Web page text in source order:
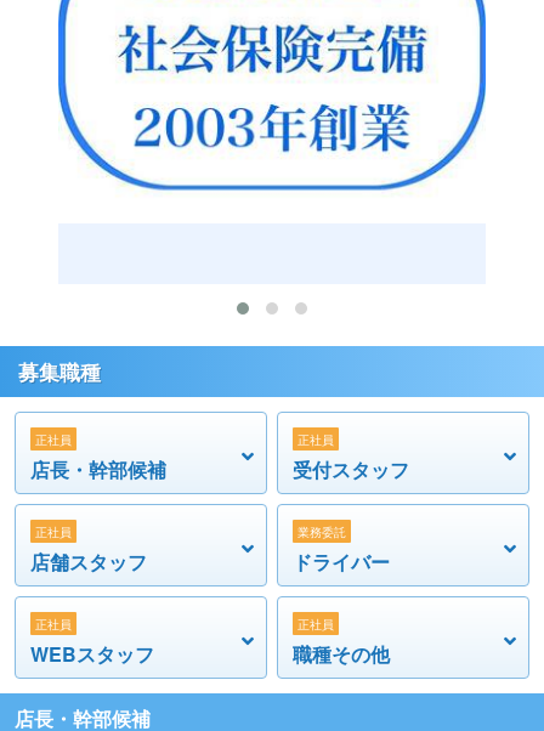
いまこのメッセージを呼んでくださっている「あなた」
が、私たちと一緒に頑張ってくれる新しい仲間になってく
れたらこんなに嬉しいことはありません。
お会いできるのを楽しみにしています。
※通常の内勤スタッフ、店長候補以外にも下記の職種で人
○外国のお客様からの電話やWhatsApp対応ができる方を募
集
◯TOEIC、英検等の資格は不要です
○英語手当：3～15万円/月
○勤務地：池袋店、新宿店、五反田店、吉祥寺店、新橋
店、錦糸町店、西川口店、横浜店、曙町店
【ドライバー 募集】
○時給1,300～1,800円スタート(※デリドラ経験者、接客業経
験者、優遇)
◯募集エリア
・五反田2名
・品川4名
募集職種
正社員
店長・幹部候補
正社員
受付スタッフ
正社員
店舗スタッフ
業務委託
ドライバー
正社員
WEBスタッフ
正社員
職種その他
店長・幹部候補